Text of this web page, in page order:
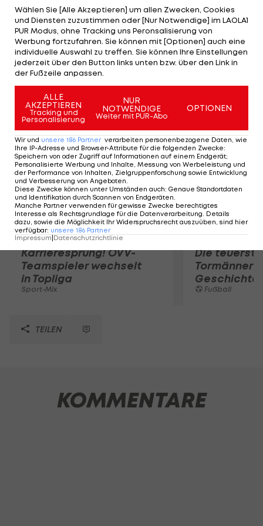
(7) und 6:7 (3). Weiter ist dagegen Kohlschreibers
Landsfrau Julia Görges. Die 23-Jährige setzt sich
gegen Shahar Peer aus Israel mit 6:3 und 6:3 durch.
Francesca Schiavone, an Nummer 14 gereiht,
unterliegt im italienischen Duell Camila Giorgi
deutlich 1:6, 3:6.
Mehr zum Thema
Karrieresprung! ÖVV-
Teamspieler wechselt
in Topliga
Sport-Mix
Die
Tormänner
Geschichte
Fußball
TEILEN
KOMMENTARE
Wählen Sie [Alle Akzeptieren] um allen Zwecken, Cookies
und Diensten zuzustimmen oder [Nur Notwendige] im LAOLA1
PUR Modus, ohne Tracking uns Peronsalisierung von
Werbung fortzufahren. Sie können mit [Optionen] auch eine
individuelle Auswahl zu treffen. Sie können Ihre Einstellungen
jederzeit über den Button links unten bzw. über den Link in
der Fußzeile anpassen.
ALLE
AKZEPTIEREN
Tracking und
Personalisierung
NUR
NOTWENDIGE
Weiter mit PUR-Abo
OPTIONEN
Wir und unsere 186 Partner verarbeiten personenbezogene Daten, wie
Ihre IP-Adresse und Browser-Attribute für die folgenden Zwecke:
Speichern von oder Zugriff auf Informationen auf einem Endgerät;
Personalisierte Werbung und Inhalte, Messung von Werbeleistung und
der Performance von Inhalten, Zielgruppenforschung sowie Entwicklung
und Verbesserung von Angeboten.
Diese Zwecke können unter Umständen auch: Genaue Standortdaten
und Identifikation durch Scannen von Endgeräten.
Manche Partner verwenden für gewisse Zwecke berechtigtes
Interesse als Rechtsgrundlage für die Datenverarbeitung. Details
dazu, sowie die Möglichkeit Ihr Widerspruchsrecht auszuüben, sind hier
verfügbar: unsere 186 Partner
Impressum Datenschutzrichtlinie